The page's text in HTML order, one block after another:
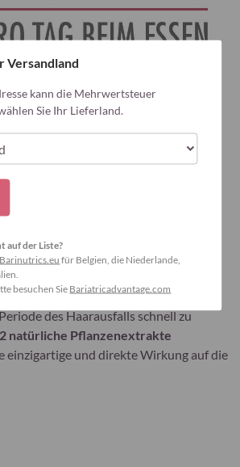
®Hair enthält5 wichtige Inhaltsstoffe
anzukurbeln, die Haarqualität zu
des Haarausfalls schnell zu
2 natürliche Pflanzenextrakte
einzigartige und direkte Wirkung auf die
Versandland
kann die Mehrwertsteuer
Sie Ihr Lieferland.
auf der Liste?
Barinutrics.eu für Belgien, die Niederlande,
besuchen SieBariatricadvantage.com